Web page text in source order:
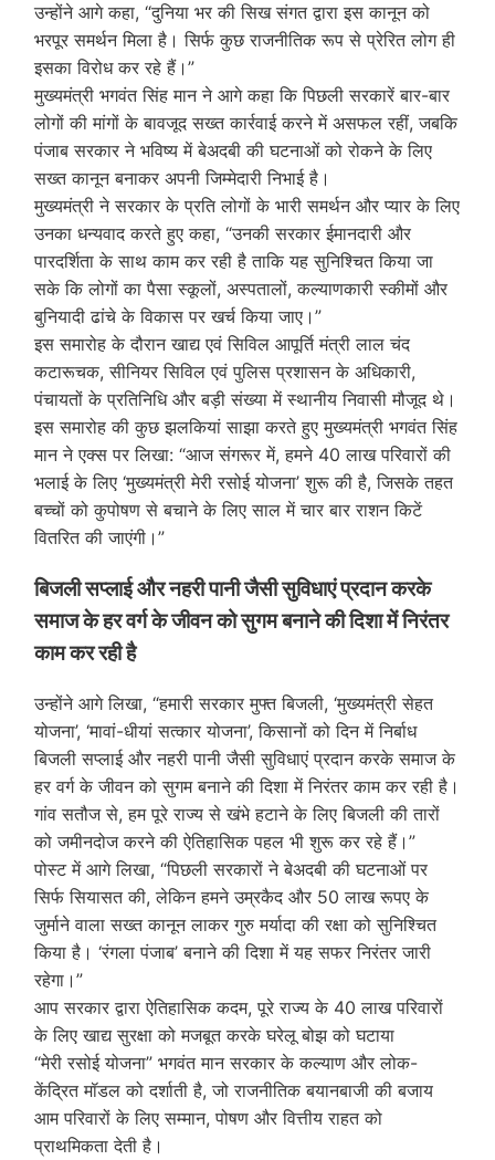
उन्होंने आगे कहा, “दुनिया भर की सिख संगत द्वारा इस कानून को
भरपूर समर्थन मिला है। सिर्फ कुछ राजनीतिक रूप से प्रेरित लोग ही
इसका विरोध कर रहे हैं।”
मुख्यमंत्री भगवंत सिंह मान ने आगे कहा कि पिछली सरकारें बार-बार
लोगों की मांगों के बावजूद सख्त कार्रवाई करने में असफल रहीं, जबकि
पंजाब सरकार ने भविष्य में बेअदबी की घटनाओं को रोकने के लिए
सख्त कानून बनाकर अपनी जिम्मेदारी निभाई है।
मुख्यमंत्री ने सरकार के प्रति लोगों के भारी समर्थन और प्यार के लिए
उनका धन्यवाद करते हुए कहा, “उनकी सरकार ईमानदारी और
पारदर्शिता के साथ काम कर रही है ताकि यह सुनिश्चित किया जा
सके कि लोगों का पैसा स्कूलों, अस्पतालों, कल्याणकारी स्कीमों और
बुनियादी ढांचे के विकास पर खर्च किया जाए।”
इस समारोह के दौरान खाद्य एवं सिविल आपूर्ति मंत्री लाल चंद
कटारूचक, सीनियर सिविल एवं पुलिस प्रशासन के अधिकारी,
पंचायतों के प्रतिनिधि और बड़ी संख्या में स्थानीय निवासी मौजूद थे।
इस समारोह की कुछ झलकियां साझा करते हुए मुख्यमंत्री भगवंत सिंह
मान ने एक्स पर लिखा: “आज संगरूर में, हमने 40 लाख परिवारों की
भलाई के लिए ‘मुख्यमंत्री मेरी रसोई योजना’ शुरू की है, जिसके तहत
बच्चों को कुपोषण से बचाने के लिए साल में चार बार राशन किटें
वितरित की जाएंगी।”
बिजली सप्लाई और नहरी पानी जैसी सुविधाएं प्रदान करके
समाज के हर वर्ग के जीवन को सुगम बनाने की दिशा में निरंतर
काम कर रही है
उन्होंने आगे लिखा, “हमारी सरकार मुफ्त बिजली, ‘मुख्यमंत्री सेहत
योजना’, ‘मावां-धीयां सत्कार योजना’, किसानों को दिन में निर्बाध
बिजली सप्लाई और नहरी पानी जैसी सुविधाएं प्रदान करके समाज के
हर वर्ग के जीवन को सुगम बनाने की दिशा में निरंतर काम कर रही है।
गांव सतौज से, हम पूरे राज्य से खंभे हटाने के लिए बिजली की तारों
को जमीनदोज करने की ऐतिहासिक पहल भी शुरू कर रहे हैं।”
पोस्ट में आगे लिखा, “पिछली सरकारों ने बेअदबी की घटनाओं पर
सिर्फ सियासत की, लेकिन हमने उम्रकैद और 50 लाख रूपए के
जुर्माने वाला सख्त कानून लाकर गुरु मर्यादा की रक्षा को सुनिश्चित
किया है। ‘रंगला पंजाब’ बनाने की दिशा में यह सफर निरंतर जारी
रहेगा।”
आप सरकार द्वारा ऐतिहासिक कदम, पूरे राज्य के 40 लाख परिवारों
के लिए खाद्य सुरक्षा को मजबूत करके घरेलू बोझ को घटाया
“मेरी रसोई योजना” भगवंत मान सरकार के कल्याण और लोक-
केंद्रित मॉडल को दर्शाती है, जो राजनीतिक बयानबाजी की बजाय
आम परिवारों के लिए सम्मान, पोषण और वित्तीय राहत को
प्राथमिकता देती है।